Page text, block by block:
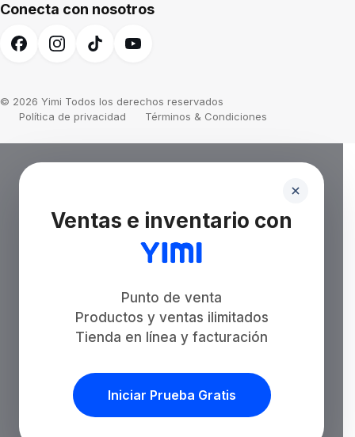
Conecta con nosotros
© 2026 Yimi Todos los derechos reservados
Política de privacidad
Términos & Condiciones
Ventas e inventario con
Punto de venta
Productos y ventas ilimitados
Tienda en línea y facturación
Iniciar Prueba Gratis